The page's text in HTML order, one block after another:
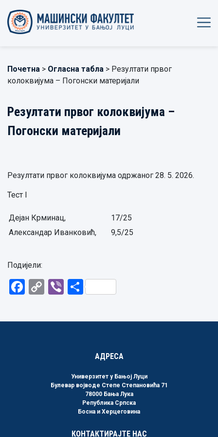
Почетна > Огласна табла > Резултати првог
колоквијума – Погонски материјали
Резултати првог колоквијума –
Погонски материјали
Резултати првог колоквијума одржаног 28. 5. 2026.
Тест I
Дејан Крминац,
17/25
Александар Иванковић,
9,5/25
Подијели:
Facebook
CopyViberShare
АДРЕСА
Универзитет у Бањој Луци
Булевар војводе Степе Степановића 71
78000 Бања Лука
Република Српска
Босна и Херцеговина
КОНТАКТИРАЈТЕ НАС